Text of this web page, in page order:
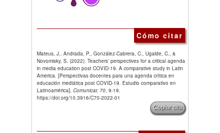
Cómo citar
Mateus, J., Andrada, P., González-Cabrera, C., Ugalde, C., &
Novomisky, S. (2022). Teachers' perspectives for a critical agenda
in media education post COVID-19. A comparative study in Latin
America. [Perspectivas docentes para una agenda crítica en
educación mediática post COVID-19. Estudio comparativo en
Latinoamérica]. Comunicar, 70 , 9-19.
https://doi.org/10.3916/C70-2022-01
Copiar cita